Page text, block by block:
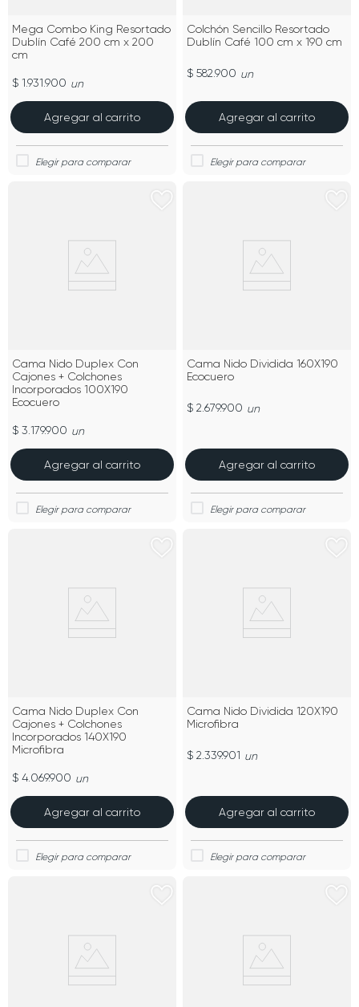
Mega Combo King Resortado
Dublín Café 200 cm x 200
cm
$ 1.931.900 un
Agregar al carrito
Colchón Sencillo Resortado
Dublín Café 100 cm x 190 cm
$ 582.900 un
Agregar al carrito
Cama Nido Duplex Con
Cajones + Colchones
Incorporados 100X190
Ecocuero
$ 3.179.900 un
Agregar al carrito
Cama Nido Dividida 160X190
Ecocuero
$ 2.679.900 un
Agregar al carrito
Cama Nido Duplex Con
Cajones + Colchones
Incorporados 140X190
Microfibra
$ 4.069.900 un
Agregar al carrito
Cama Nido Dividida 120X190
Microfibra
$ 2.339.901 un
Agregar al carrito